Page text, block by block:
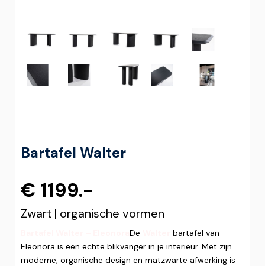
Bartafel Walter
€ 1199.-
Zwart | organische vormen
De
bartafel van
Eleonora is een echte blikvanger in je interieur. Met zijn
moderne, organische design en matzwarte afwerking is